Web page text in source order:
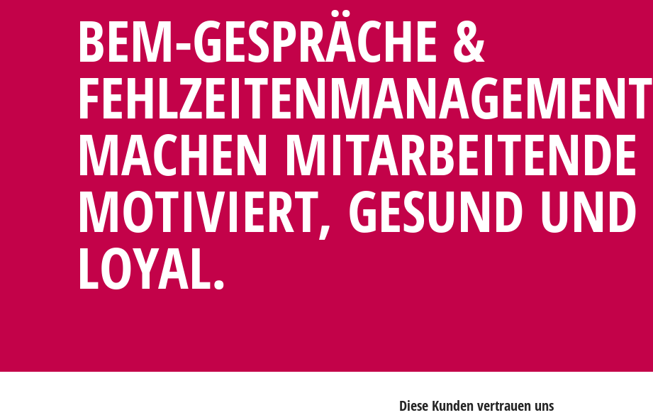
BEM-GESPRÄCHE &
FEHLZEITEN­MANAGE­MENT
MACHEN MITAR­BEITENDE
MOTIVIERT, GESUND UND
LOYAL.
Diese Kunden vertrauen uns